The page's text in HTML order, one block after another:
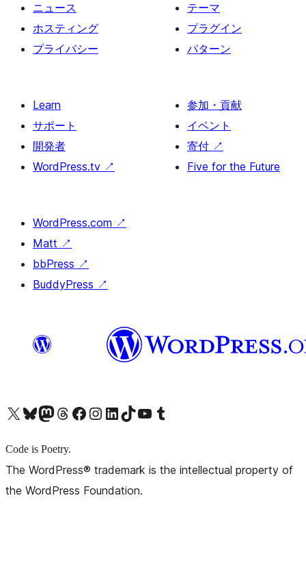
ニュース
ホスティング
プライバシー
テーマ
プラグイン
パターン
Learn
サポート
開発者
WordPress.tv ↗
参加・貢献
イベント
寄付 ↗
Five for the Future
WordPress.com ↗
Matt ↗
bbPress ↗
BuddyPress ↗
X (旧 Twitter) アカウントへBluesky アカウントへMastodon アカウントへThreads アカウントへ Facebook ページへInstagram アカウントへ LinkedIn アカウントへTikTok アカウントへYouTube チャンネルへ Tumblr アカウントへ
Code is Poetry.
The WordPress® trademark is the intellectual property of
the WordPress Foundation.